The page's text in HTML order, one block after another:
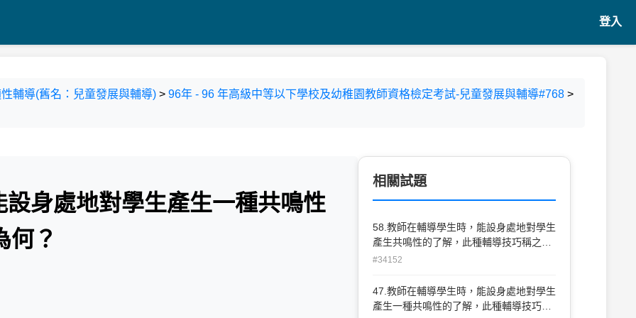
登入
輔導(舊名：兒童發展與輔導) > 96年 - 96 年高級中等以下學校及幼稚園教師資格檢定考試-兒童發展與輔導#768 >
身處地對學生產生一種共鳴性
何？
相關試題
58.教師在輔導學生時，能設身處地對學生
產生共鳴性的了解，此種輔導技巧稱之為
何？(A)積極關注(B)同理心(C)真誠(D)接
#34152
47.教師在輔導學生時，能設身處地對學生
產生一種共鳴性的了解，此種輔導技巧為